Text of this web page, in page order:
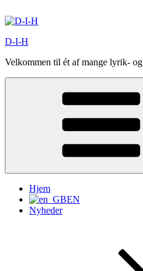
til
D-I-H
Velkommen til ét af mange lyrik-
Hjem
EN
Nyheder